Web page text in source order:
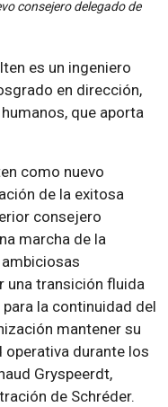
consejero delegado de
es un ingeniero
en dirección,
que aporta
como nuevo
de la exitosa
consejero
marcha de la
una transición fluida
la continuidad del
mantener su
durante los
Gryspeerdt,
de Schréder.